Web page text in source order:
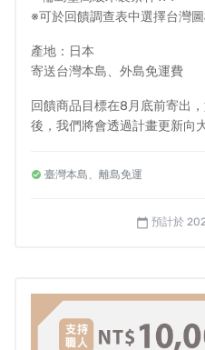
「為什麼只想幫助田谷漆器店
「利用地震災情來販售商品
批判。
反而袖手旁觀什麼都不做，
人的情感傳承，讓未來的每
的專案進行可以實際幫助到
並沒有被這個世界所拋棄
※可於回饋調查表中選擇台灣
產地：日本
寄送台灣本島、外島免運費
回饋商品目標在8月底前寄出
後，我們將會透過計畫更新向
臺灣本島、離島免運
calendar_today 預計於